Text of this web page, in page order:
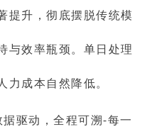
提升，彻底摆脱传统模
与效率瓶颈。单日处理
力成本自然降低。
据驱动，全程可溯-每一